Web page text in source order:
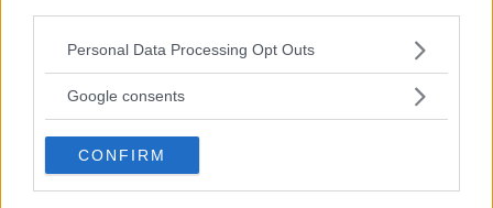
Please note that this website/app uses one or more Google
not limited to your visit or usage behaviour. You may click to
use your data for below specified purposes in below Google
consent section.
Personal Data Processing Opt Outs
Google consents
CONFIRM
Här är dyraste huset i Kalmar kommun
senaste månaden – gick för 9,2 miljoner
NYHETER 03 augusti 2026 06.30
Annons: